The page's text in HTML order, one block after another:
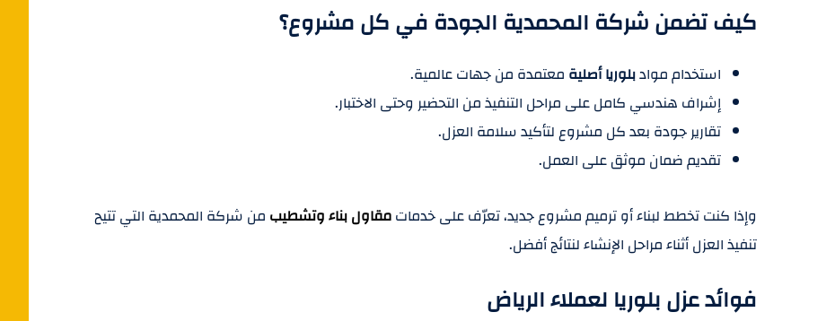
كيف تضمن شركة المحمدية الجودة في كل مشروع؟
استخدام موادبلوريا أصلية معتمدة من جهات عالمية.
إشراف هندسي كامل على مراحل التنفيذ من التحضير وحتى الاختبار.
تقارير جودة بعد كل مشروع لتأكيد سلامة العزل.
تقديم ضمان موثق على العمل.
وإذا كنت تخطط لبناء أو ترميم مشروع جديد، تعرّف على خدماتمقاول بناء وتشطيب من شركة المحمدية التي تتيح
تنفيذ العزل أثناء مراحل الإنشاء لنتائج أفضل.
فوائد عزل بلوريا لعملاء الرياض